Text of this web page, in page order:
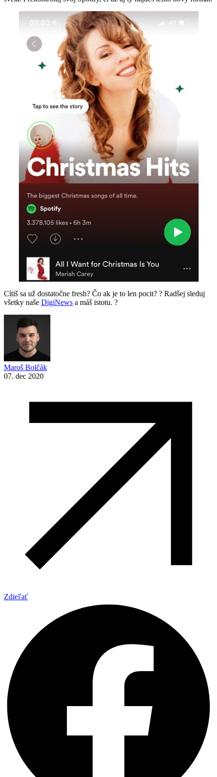
Cítiš sa už dostatočne fresh? Čo ak je to len pocit? ? Radšej sleduj
všetky naše DigiNews a máš istotu. ?
Maroš Bolčák
07. dec 2020
Zdieľať